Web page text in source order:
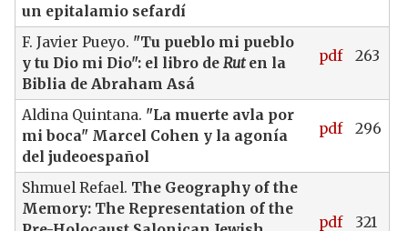
un epitalamio sefardí
F. Javier Pueyo. "Tu pueblo mi pueblo
y tu Dio mi Dio": el libro de Ruten la
Biblia de Abraham Asá
pdf 263
Aldina Quintana. "La muerte avla por
mi boca" Marcel Cohen y la agonía
del judeoespañol
pdf 296
Shmuel Refael. The Geography of the
Memory: The Representation of the
pdf 321